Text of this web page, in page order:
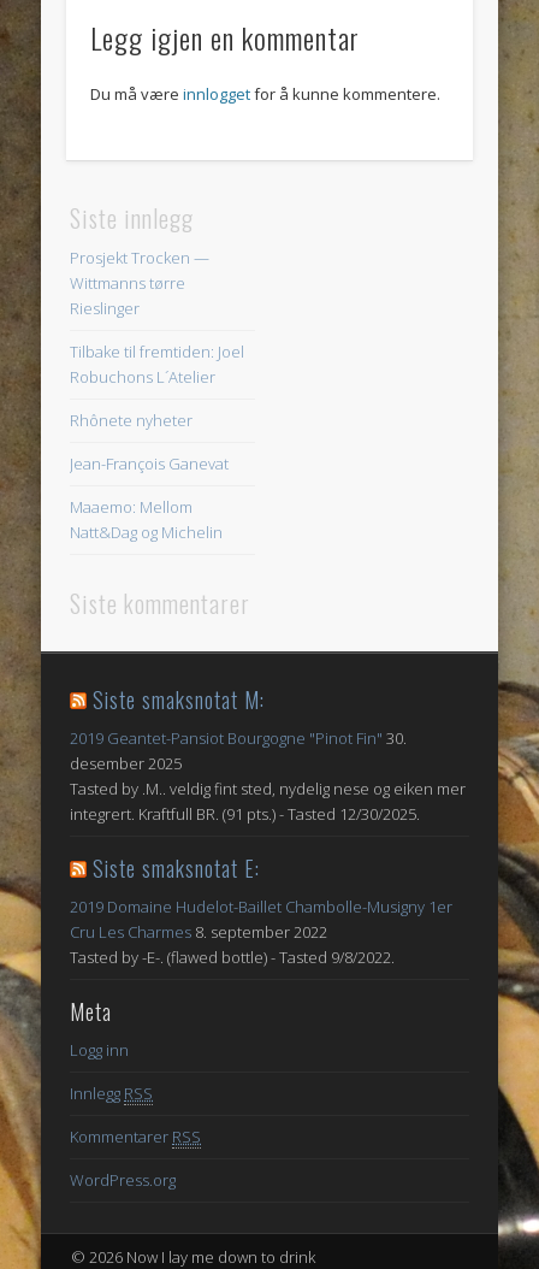
Legg igjen en kommentar
Du må væreinnloggetfor å kunne kommentere.
Siste innlegg
Prosjekt Trocken —
Wittmanns tørre
Rieslinger
Tilbake til fremtiden: Joel
Robuchons L´Atelier
Rhônete nyheter
Jean-François Ganevat
Maaemo: Mellom
Natt&Dag og Michelin
Siste kommentarer
Siste smaksnotat M:
2019 Geantet-Pansiot Bourgogne "Pinot Fin" 30.
desember 2025
Tasted by .M.. veldig fint sted, nydelig nese og eiken mer
integrert. Kraftfull BR. (91 pts.) - Tasted 12/30/2025.
Siste smaksnotat E:
2019 Domaine Hudelot-Baillet Chambolle-Musigny 1er
Cru Les Charmes 8. september 2022
Tasted by -E-. (flawed bottle) - Tasted 9/8/2022.
Meta
Logg inn
Innlegg RSS
Kommentarer RSS
WordPress.org
© 2026 Now I lay me down to drink